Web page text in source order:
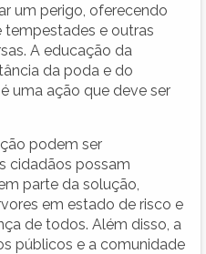
um perigo, oferecendo
tempestades e outras
A educação da
da poda e do
uma ação que deve ser
podem ser
cidadãos possam
parte da solução,
em estado de risco e
de todos. Além disso, a
públicos e a comunidade